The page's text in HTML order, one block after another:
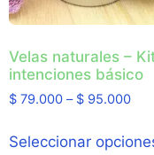
Velas naturales –
intenciones básico
$ 79.000 – $ 95.000
Seleccionar